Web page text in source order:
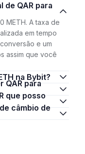
METH. A taxa de
em tempo
e um
assim que você
na Bybit?